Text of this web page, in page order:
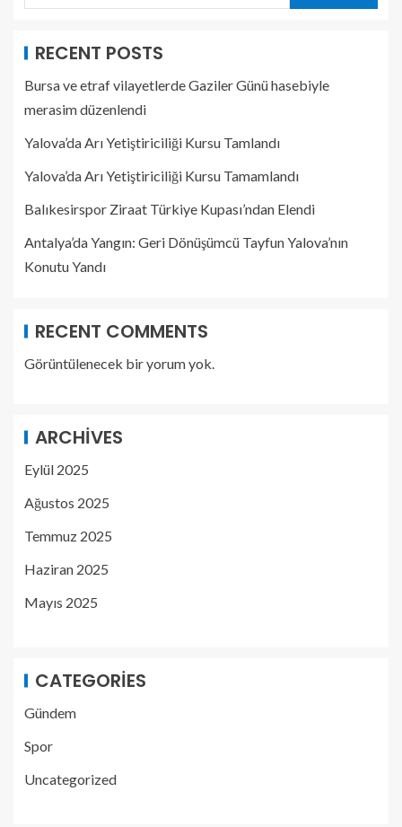
RECENT POSTS
Bursa ve etraf vilayetlerde Gaziler Günü hasebiyle
merasim düzenlendi
Yalova’da Arı Yetiştiriciliği Kursu Tamlandı
Yalova’da Arı Yetiştiriciliği Kursu Tamamlandı
Balıkesirspor Ziraat Türkiye Kupası’ndan Elendi
Antalya’da Yangın: Geri Dönüşümcü Tayfun Yalova’nın
Konutu Yandı
RECENT COMMENTS
Görüntülenecek bir yorum yok.
ARCHIVES
Eylül 2025
Ağustos 2025
Temmuz 2025
Haziran 2025
Mayıs 2025
CATEGORIES
Gündem
Spor
Uncategorized